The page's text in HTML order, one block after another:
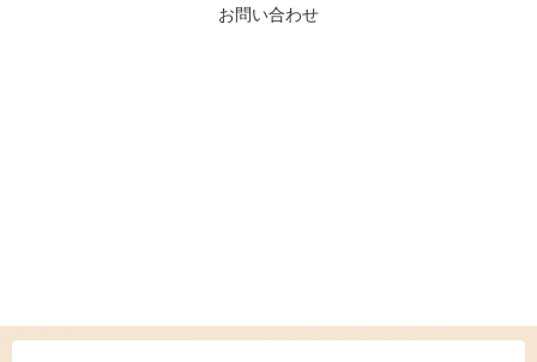
お問い合わせ